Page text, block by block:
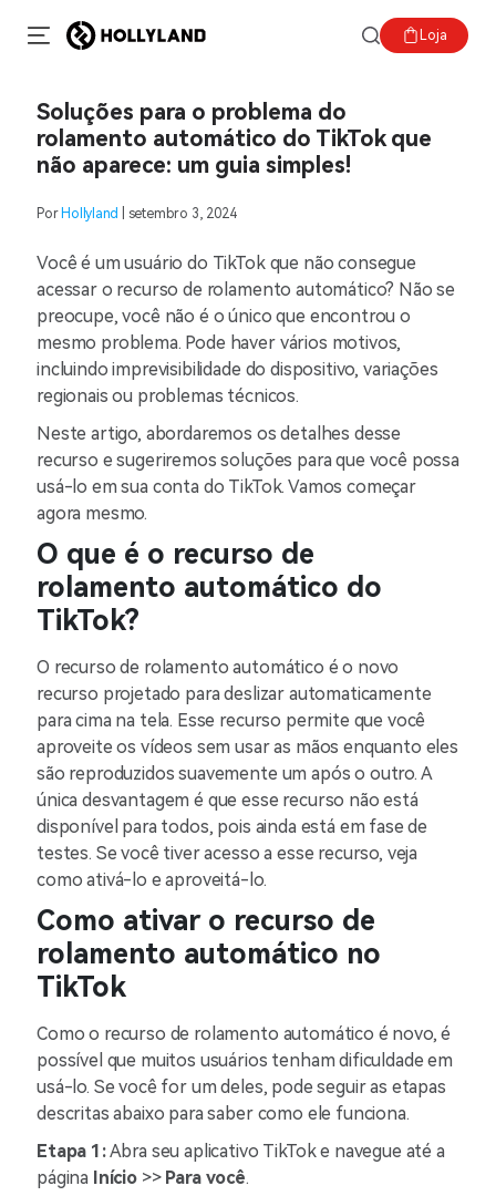
Loja
Soluções para o problema do
rolamento automático do TikTok que
não aparece: um guia simples!
Por Hollyland | setembro 3, 2024
Você é um usuário do TikTok que não consegue
acessar o recurso de rolamento automático? Não se
preocupe, você não é o único que encontrou o
mesmo problema. Pode haver vários motivos,
incluindo imprevisibilidade do dispositivo, variações
regionais ou problemas técnicos.
Neste artigo, abordaremos os detalhes desse
recurso e sugeriremos soluções para que você possa
usá-lo em sua conta do TikTok. Vamos começar
agora mesmo.
O que é o recurso de
rolamento automático do
TikTok?
O recurso de rolamento automático é o novo
recurso projetado para deslizar automaticamente
para cima na tela. Esse recurso permite que você
aproveite os vídeos sem usar as mãos enquanto eles
são reproduzidos suavemente um após o outro. A
única desvantagem é que esse recurso não está
disponível para todos, pois ainda está em fase de
testes. Se você tiver acesso a esse recurso, veja
como ativá-lo e aproveitá-lo.
Como ativar o recurso de
rolamento automático no
TikTok
Como o recurso de rolamento automático é novo, é
possível que muitos usuários tenham dificuldade em
usá-lo. Se você for um deles, pode seguir as etapas
descritas abaixo para saber como ele funciona.
Etapa 1:Abra seu aplicativo TikTok e navegue até a
página Início>> Para você.